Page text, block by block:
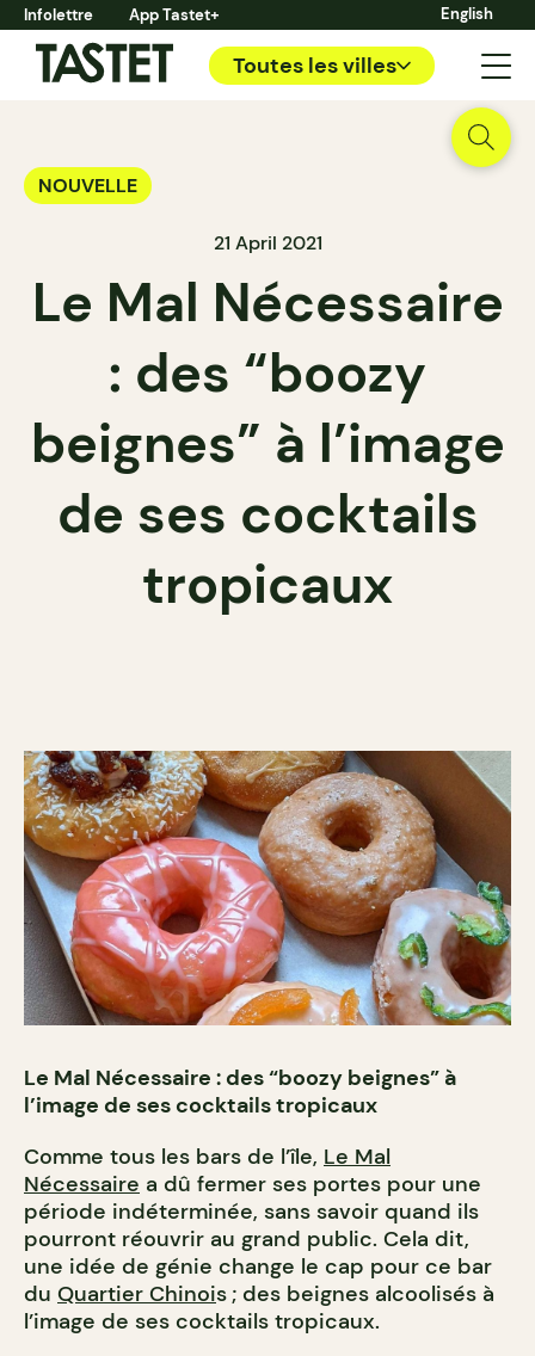
Infolettre App Tastet+ English
Toutes les villes
NOUVELLE
21 April 2021
Le Mal Nécessaire
: des “boozy
beignes” à l’image
de ses cocktails
tropicaux
Le Mal Nécessaire : des “boozy beignes” à
l’image de ses cocktails tropicaux
Comme tous les bars de l’île, Le Mal
Nécessaire a dû fermer ses portes pour une
période indéterminée, sans savoir quand ils
pourront réouvrir au grand public. Cela dit,
une idée de génie change le cap pour ce bar
du Quartier Chinois ; des beignes alcoolisés à
l’image de ses cocktails tropicaux.